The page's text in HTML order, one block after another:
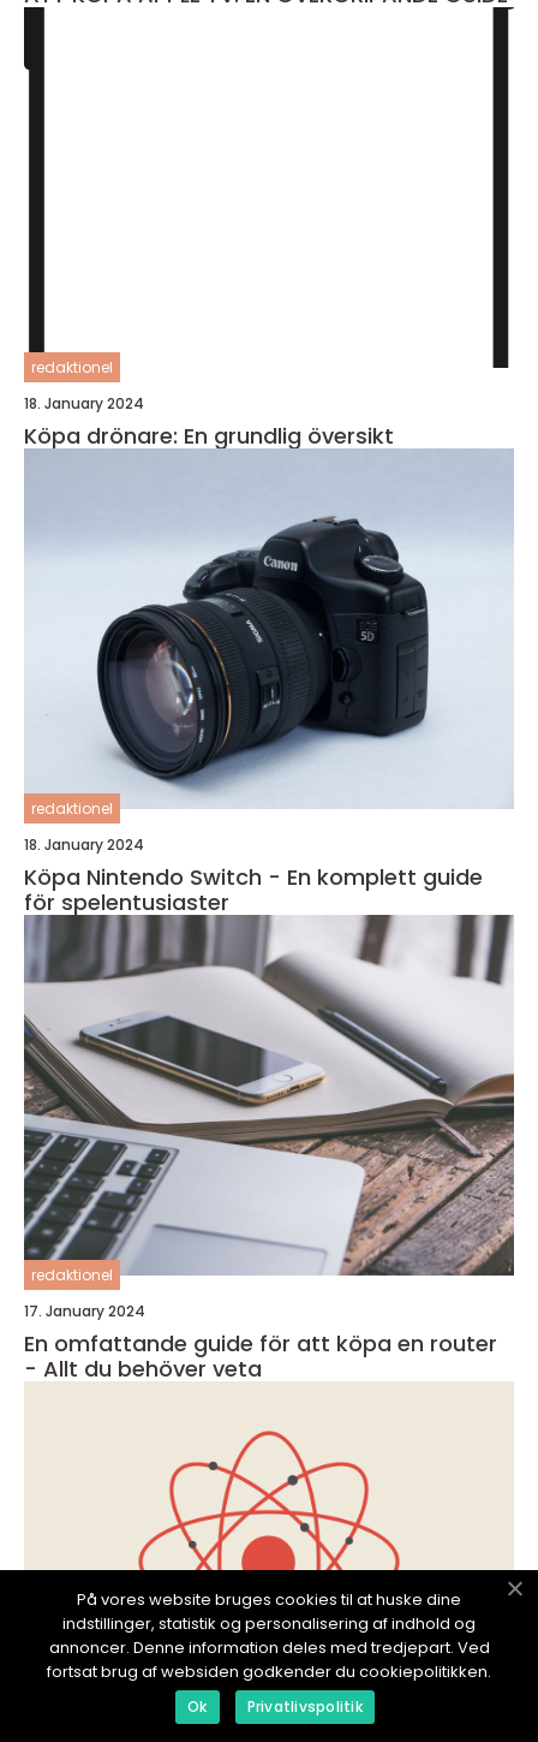
redaktionel
18. January 2024
Köpa drönare: En grundlig översikt
redaktionel
18. January 2024
Köpa Nintendo Switch - En komplett guide
för spelentusiaster
redaktionel
17. January 2024
En omfattande guide för att köpa en router
- Allt du behöver veta
På vores website bruges cookies til at huske dine
indstillinger, statistik og personalisering af indhold og
annoncer. Denne information deles med tredjepart. Ved
fortsat brug af websiden godkender du cookiepolitikken.
Ok Privatlivspolitik